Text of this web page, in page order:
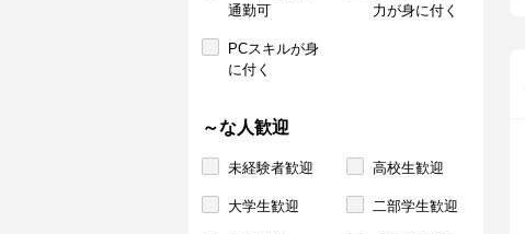
通勤可
力が身に付く
PCスキルが身
に付く
～な人歓迎
未経験者歓迎 高校生歓迎
大学生歓迎 二部学生歓迎